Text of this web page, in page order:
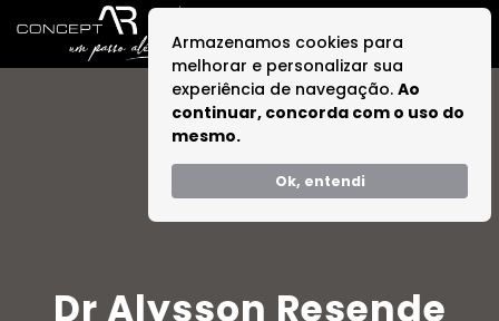
Armazenamos cookies para
melhorar e personalizar sua
experiência de navegação. Ao
continuar, concorda com o uso do
mesmo.
Ok, entendi
Dr Alysson Resende